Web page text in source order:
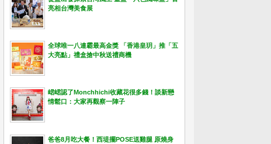
亮相台灣美食展
全球唯一八連霸最高金獎 「香港皇玥」推「五
大亮點」禮盒搶中秋送禮商機
峮峮認了Monchhichi收藏花很多錢！談新戀
情鬆口：大家再觀察一陣子
爸爸8月吃大餐！西堤擺POSE送雞腿 原燒身